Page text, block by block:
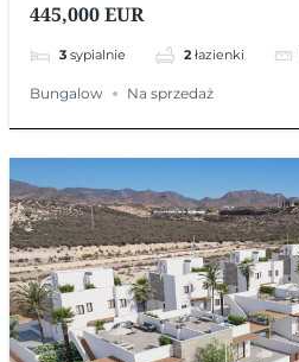
445,000 EUR
3 sypialnie 2 łazienki
Bungalow Na sprzedaż